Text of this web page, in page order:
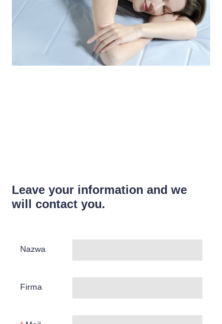
Leave your information and we
will contact you.
Nazwa
Firma